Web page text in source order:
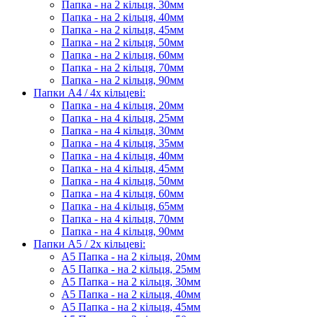
Папка - на 2 кільця, 30мм
Папка - на 2 кільця, 40мм
Папка - на 2 кільця, 45мм
Папка - на 2 кільця, 50мм
Папка - на 2 кільця, 60мм
Папка - на 2 кільця, 70мм
Папка - на 2 кільця, 90мм
Папки А4 / 4х кільцеві:
Папка - на 4 кільця, 20мм
Папка - на 4 кільця, 25мм
Папка - на 4 кільця, 30мм
Папка - на 4 кільця, 35мм
Папка - на 4 кільця, 40мм
Папка - на 4 кільця, 45мм
Папка - на 4 кільця, 50мм
Папка - на 4 кільця, 60мм
Папка - на 4 кільця, 65мм
Папка - на 4 кільця, 70мм
Папка - на 4 кільця, 90мм
Папки А5 / 2х кільцеві:
А5 Папка - на 2 кільця, 20мм
А5 Папка - на 2 кільця, 25мм
А5 Папка - на 2 кільця, 30мм
А5 Папка - на 2 кільця, 40мм
А5 Папка - на 2 кільця, 45мм